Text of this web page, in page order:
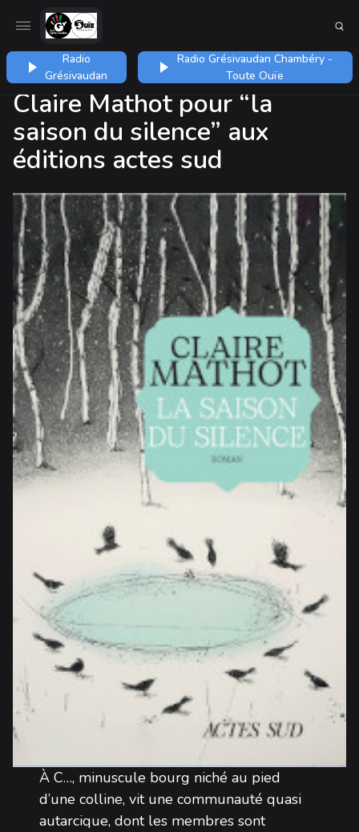
Radio
Grésivaudan
Radio Grésivaudan Chambéry -
Toute Ouïe
Claire Mathot pour “la
saison du silence” aux
éditions actes sud
À C…, minuscule bourg niché au pied
d’une colline, vit une communauté quasi
autarcique, dont les membres sont